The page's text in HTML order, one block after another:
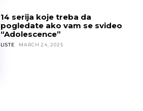
14 serija koje treba da
pogledate ako vam se svideo
“Adolescence”
LISTE MARCH 24, 2025